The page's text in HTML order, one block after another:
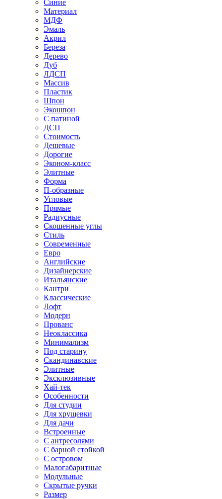
Синие
Материал
МДФ
Эмаль
Акрил
Береза
Дерево
Дуб
ЛДСП
Массив
Пластик
Шпон
Экошпон
С патиной
ДСП
Стоимость
Дешевые
Дорогие
Эконом-класс
Элитные
Форма
П-образные
Угловые
Прямые
Радиусные
Скошенные углы
Стиль
Современные
Евро
Английские
Дизайнерские
Итальянские
Кантри
Классические
Лофт
Модерн
Прованс
Неоклассика
Минимализм
Под старину
Скандинавские
Элитные
Эксклюзивные
Хай-тек
Особенности
Для студии
Для хрущевки
Для дачи
Встроенные
С антресолями
С барной стойкой
С островом
Малогабаритные
Модульные
Скрытые ручки
Размер